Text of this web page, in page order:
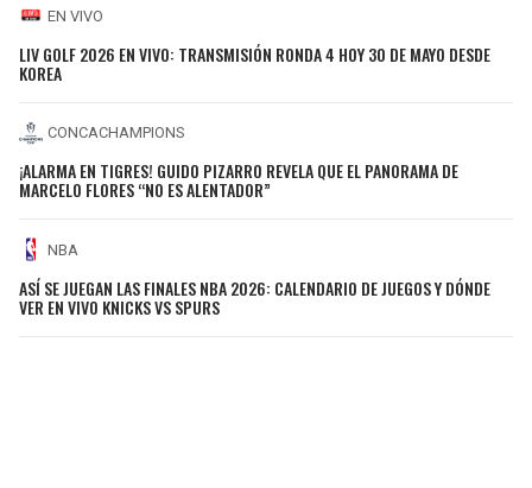
EN VIVO
LIV GOLF 2026 EN VIVO: TRANSMISIÓN RONDA 4 HOY 30 DE MAYO DESDE
KOREA
CONCACHAMPIONS
¡ALARMA EN TIGRES! GUIDO PIZARRO REVELA QUE EL PANORAMA DE
MARCELO FLORES “NO ES ALENTADOR”
NBA
ASÍ SE JUEGAN LAS FINALES NBA 2026: CALENDARIO DE JUEGOS Y DÓNDE
VER EN VIVO KNICKS VS SPURS